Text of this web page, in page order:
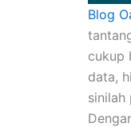
Blog
cukup
data,
sinilah